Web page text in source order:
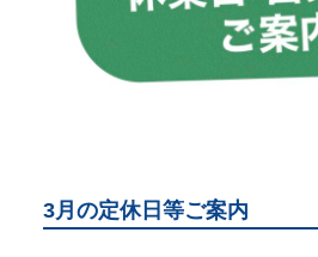
3月の定休日等ご案内